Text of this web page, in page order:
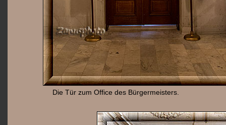
Die Tür zum Office des Bürgermeisters.